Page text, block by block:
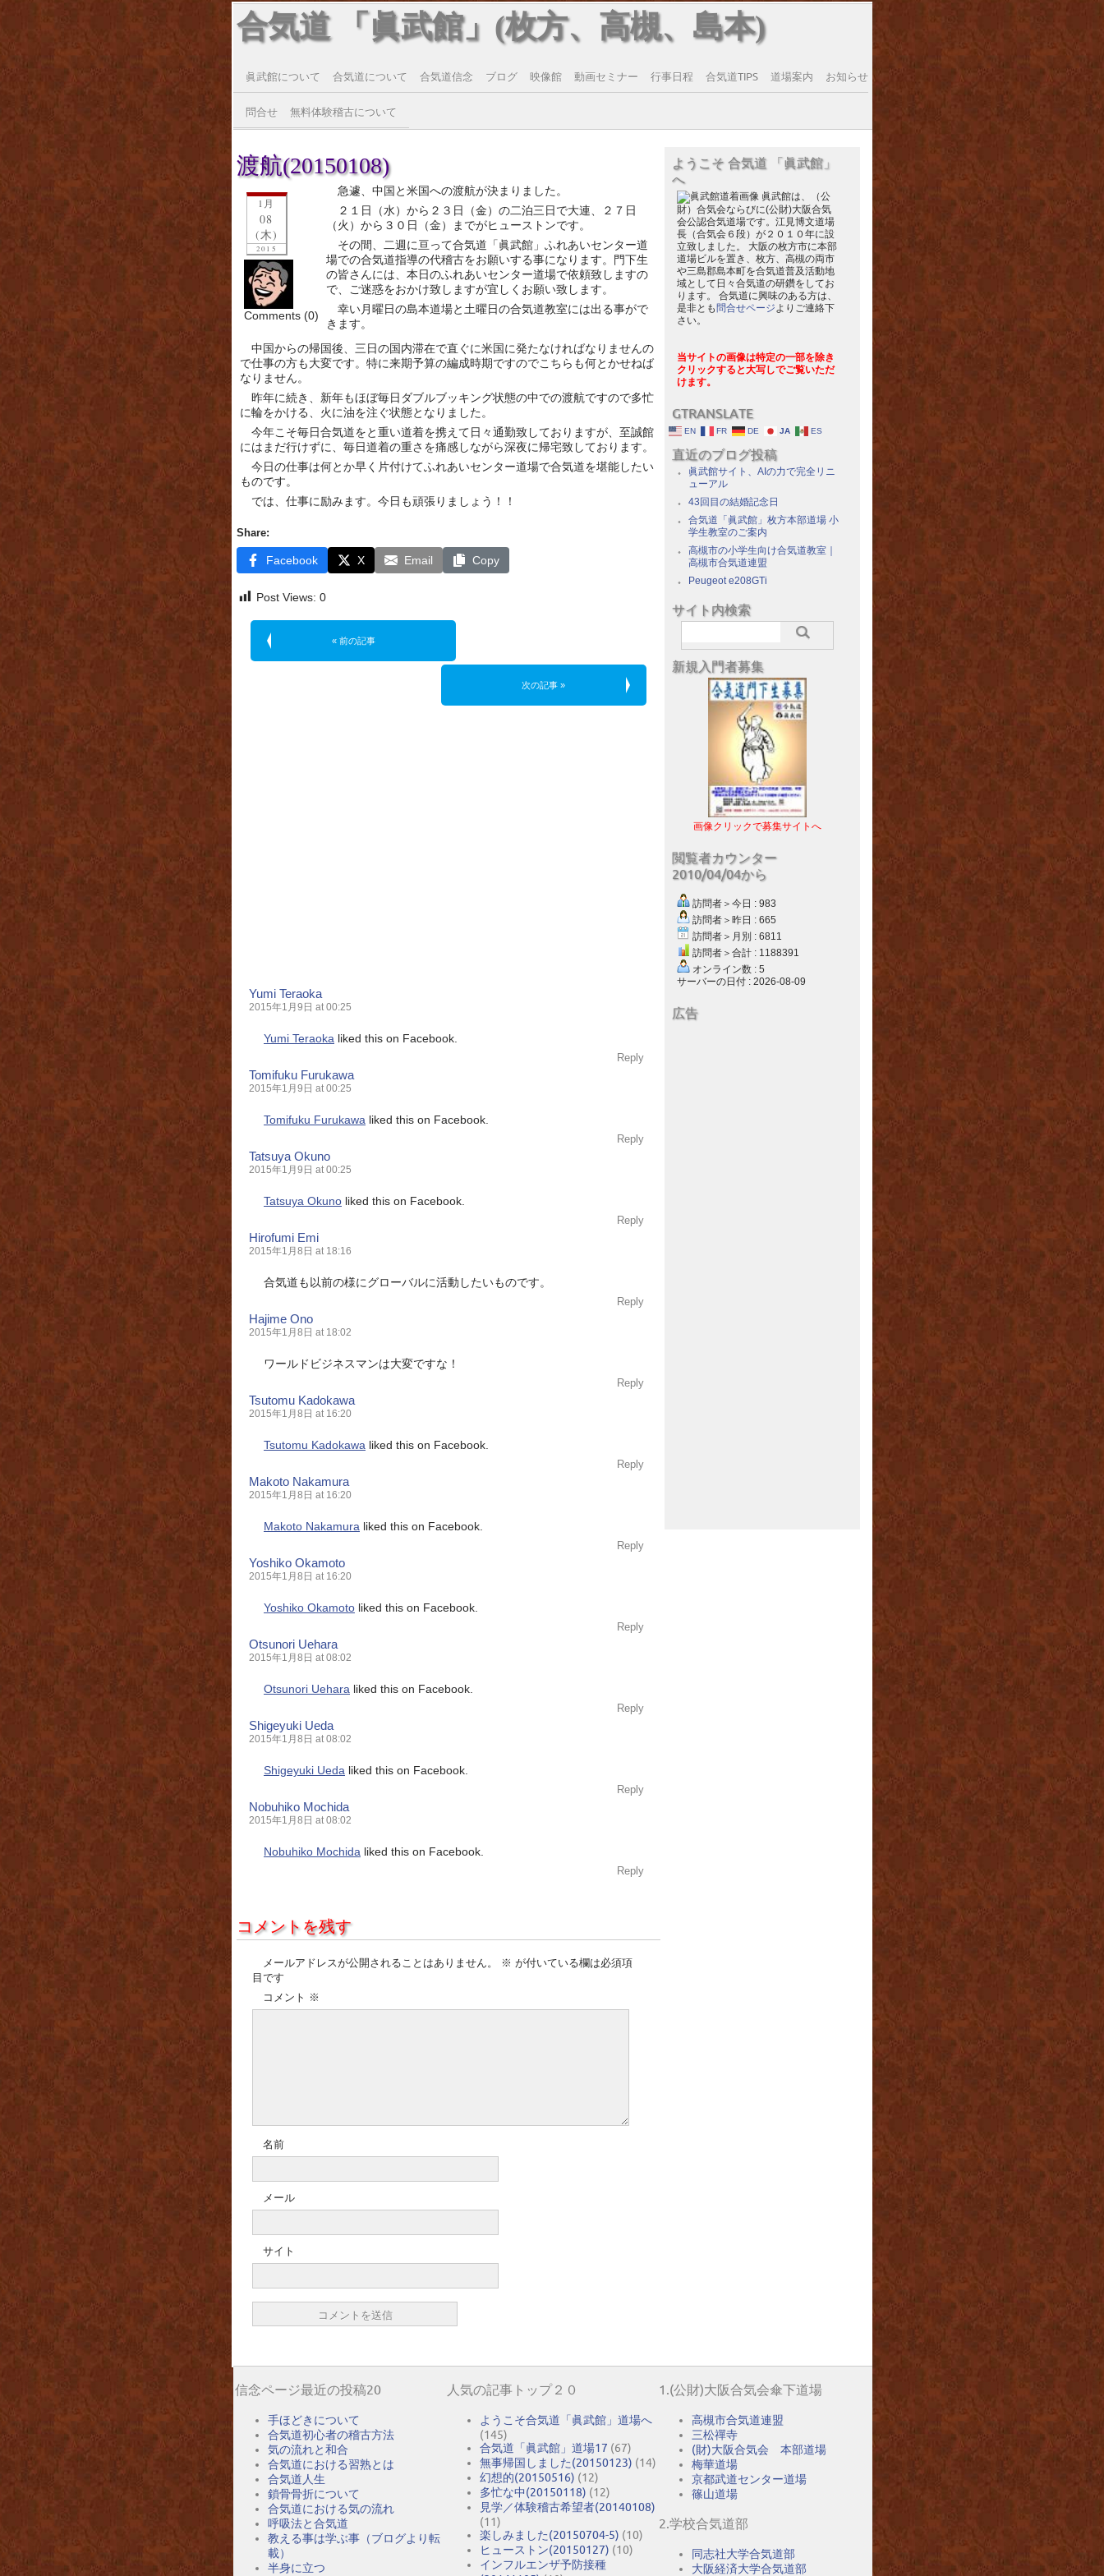
合気道 「眞武館」(枚方、高槻、島本)
眞武館について 合気道について 合気道信念 ブログ 映像館 動画セミナー 行事日程 合気道TIPS 道場案内 お知らせ
問合せ 無料体験稽古について
渡航(20150108)
1月
08
(木)
2015
Comments (0)
急遽、中国と米国への渡航が決まりました。
２１日（水）から２３日（金）の二泊三日で大連、２７日
（火）から３０日（金）までがヒューストンです。
その間、二週に亘って合気道「眞武館」ふれあいセンター道
場での合気道指導の代稽古をお願いする事になります。門下生
の皆さんには、本日のふれあいセンター道場で依頼致しますの
で、ご迷惑をおかけ致しますが宜しくお願い致します。
幸い月曜日の島本道場と土曜日の合気道教室には出る事がで
きます。
中国からの帰国後、三日の国内滞在で直ぐに米国に発たなければなりませんの
で仕事の方も大変です。特に来期予算の編成時期ですのでこちらも何とかせねば
なりません。
昨年に続き、新年もほぼ毎日ダブルブッキング状態の中での渡航ですので多忙
に輪をかける、火に油を注ぐ状態となりました。
今年こそ毎日合気道をと重い道着を携えて日々通勤致しておりますが、至誠館
にはまだ行けずに、毎日道着の重さを痛感しながら深夜に帰宅致しております。
今日の仕事は何とか早く片付けてふれあいセンター道場で合気道を堪能したい
ものです。
では、仕事に励みます。今日も頑張りましょう！！
Share:
Facebook X Email Copy
Post Views: 0
« 前の記事
次の記事 »
Yumi Teraoka
2015年1月9日 at 00:25
Yumi Teraoka liked this on Facebook.
Reply
Tomifuku Furukawa
2015年1月9日 at 00:25
Tomifuku Furukawa liked this on Facebook.
Reply
Tatsuya Okuno
2015年1月9日 at 00:25
Tatsuya Okuno liked this on Facebook.
Reply
Hirofumi Emi
2015年1月8日 at 18:16
合気道も以前の様にグローバルに活動したいものです。
Reply
Hajime Ono
2015年1月8日 at 18:02
ワールドビジネスマンは大変ですな！
Reply
Tsutomu Kadokawa
2015年1月8日 at 16:20
Tsutomu Kadokawa liked this on Facebook.
Reply
Makoto Nakamura
2015年1月8日 at 16:20
Makoto Nakamura liked this on Facebook.
Reply
Yoshiko Okamoto
2015年1月8日 at 16:20
Yoshiko Okamoto liked this on Facebook.
Reply
Otsunori Uehara
2015年1月8日 at 08:02
Otsunori Uehara liked this on Facebook.
Reply
Shigeyuki Ueda
2015年1月8日 at 08:02
Shigeyuki Ueda liked this on Facebook.
Reply
Nobuhiko Mochida
2015年1月8日 at 08:02
Nobuhiko Mochida liked this on Facebook.
Reply
コメントを残す
メールアドレスが公開されることはありません。 ※ が付いている欄は必須項
目です
コメント ※
名前
メール
サイト
ようこそ 合気道 「眞武館」
へ
眞武館は、（公
財）合気会ならびに(公財)大阪合気
会公認合気道場です。江見博文道場
長（合気会６段）が２０１０年に設
立致しました。 大阪の枚方市に本部
道場ビルを置き、枚方、高槻の両市
や三島郡島本町を合気道普及活動地
域として日々合気道の研鑽をしてお
ります。 合気道に興味のある方は、
是非とも 問合せページよりご連絡下
さい。
当サイトの画像は特定の一部を除き
クリックすると大写しでご覧いただ
けます。
GTRANSLATE
EN FR DE JA ES
直近のブログ投稿
眞武館サイト、AIの力で完全リニ
ューアル
43回目の結婚記念日
合気道「眞武館」枚方本部道場 小
学生教室のご案内
高槻市の小学生向け合気道教室｜
高槻市合気道連盟
Peugeot e208GTi
サイト内検索
新規入門者募集
画像クリックで募集サイトへ
閲覧者カウンター
2010/04/04から
訪問者＞今日 : 983
訪問者＞昨日 : 665
訪問者＞月別 : 6811
訪問者＞合計 : 1188391
オンライン数 : 5
サーバーの日付 : 2026-08-09
広告
信念ページ最近の投稿20
手ほどきについて
合気道初心者の稽古方法
気の流れと和合
合気道における習熟とは
合気道人生
鎖骨骨折について
合気道における気の流れ
呼吸法と合気道
教える事は学ぶ事（ブログより転
載）
半身に立つ
人気の記事トップ２０
ようこそ合気道「眞武館」道場へ
(145)
合気道「眞武館」道場17 (67)
無事帰国しました(20150123) (14)
幻想的(20150516) (12)
多忙な中(20150118) (12)
見学／体験稽古希望者(20140108)
(11)
楽しみました(20150704-5) (10)
ヒューストン(20150127) (10)
インフルエンザ予防接種
1.(公財)大阪合気会傘下道場
高槻市合気道連盟
三松禪寺
(財)大阪合気会 本部道場
梅華道場
京都武道センター道場
篠山道場
2.学校合気道部
同志社大学合気道部
大阪経済大学合気道部